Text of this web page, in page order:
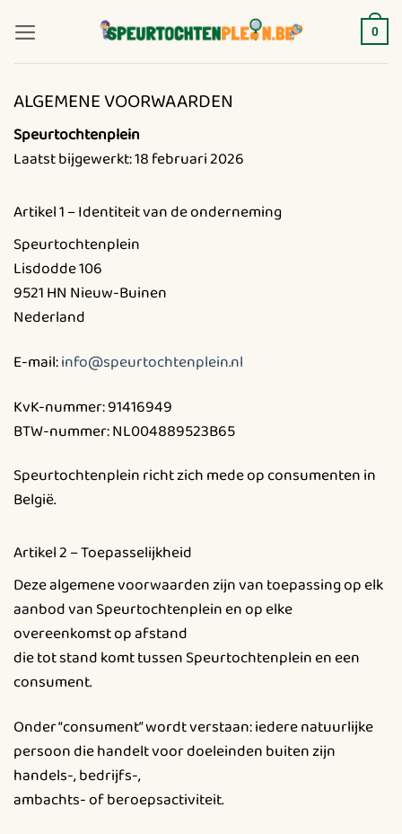
naar
inhoud
0
ALGEMENE VOORWAARDEN
Speurtochtenplein
Laatst bijgewerkt: 18 februari 2026
Artikel 1 – Identiteit van de onderneming
Speurtochtenplein
Lisdodde 106
9521 HN Nieuw-Buinen
Nederland
E-mail:info@speurtochtenplein.nl
KvK-nummer: 91416949
BTW-nummer: NL004889523B65
Speurtochtenplein richt zich mede op consumenten in
België.
Artikel 2 – Toepasselijkheid
Deze algemene voorwaarden zijn van toepassing op elk
aanbod van Speurtochtenplein en op elke
overeenkomst op afstand
die tot stand komt tussen Speurtochtenplein en een
consument.
Onder “consument” wordt verstaan: iedere natuurlijke
persoon die handelt voor doeleinden buiten zijn
handels-, bedrijfs-,
ambachts- of beroepsactiviteit.